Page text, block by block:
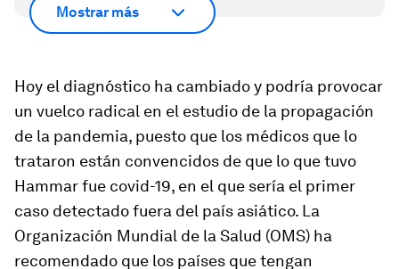
Mostrar más
Hoy el diagnóstico ha cambiado y podría provocar
un vuelco radical en el estudio de la propagación
de la pandemia, puesto que los médicos que lo
trataron están convencidos de que lo que tuvo
Hammar fue covid-19, en el que sería el primer
caso detectado fuera del país asiático. La
Organización Mundial de la Salud (OMS) ha
recomendado que los países que tengan